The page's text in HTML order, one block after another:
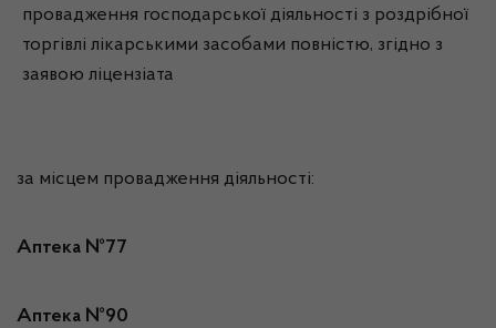
провадження господарської діяльності з роздрібної
торгівлі лікарськими засобами повністю, згідно з
заявою ліцензіата
за місцем провадження діяльності:
Аптека №77
Аптека №90